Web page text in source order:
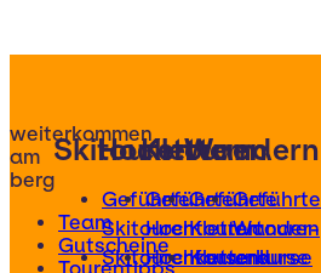
weiterkommen
am
berg
Team
Gutscheine
Skitouren
Geführte
Skitouren
Skitourenkurse
Hochtouren
Geführte
Hochtouren
Hochtourenkurse
Klettern
Geführte
Klettertouren
Kletterkurse
Wandern
Geführte
Wander-
und